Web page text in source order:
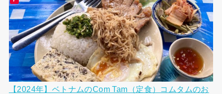
【2024年】ベトナムのCom Tam（定食）コムタムのお